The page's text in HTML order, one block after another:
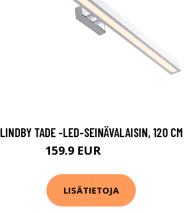
LINDBY TADE -LED-SEINÄVALAISIN, 120 CM
159.9 EUR
LISÄTIETOJA